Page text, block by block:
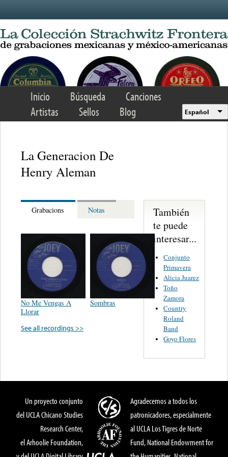
Inicio Búsqueda
Canciones
Artistas
Sellos Blog Español
La Generacion De
Henry Aleman
Grabacions Notas
No Me Vengas A
Llorar
Sombras
See all recordings >>
También
te puede
interesar...
Conjunto
Primavera
Alicia Juarez
Toño
Zamora
Country
Roland
Band
Goyo Flores
Un proyecto conjunto
del UCLA Chicano Studies
Research Center,
el Arhoolie Foundation,
Agradecemos a todos los
patronicadores, especialmente
al UCLA Los Tigres de Norte
Fund, National Endowment for